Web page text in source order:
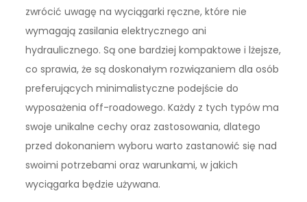
zwrócić uwagę na wyciągarki ręczne, które nie
wymagają zasilania elektrycznego ani
hydraulicznego. Są one bardziej kompaktowe i lżejsze,
co sprawia, że są doskonałym rozwiązaniem dla osób
preferujących minimalistyczne podejście do
wyposażenia off-roadowego. Każdy z tych typów ma
swoje unikalne cechy oraz zastosowania, dlatego
przed dokonaniem wyboru warto zastanowić się nad
swoimi potrzebami oraz warunkami, w jakich
wyciągarka będzie używana.